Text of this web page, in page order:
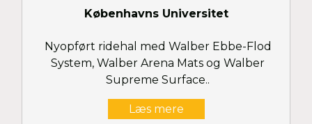
Københavns Universitet
Nyopført ridehal med Walber Ebbe-Flod
System, Walber Arena Mats og Walber
Supreme Surface..
Læs mere